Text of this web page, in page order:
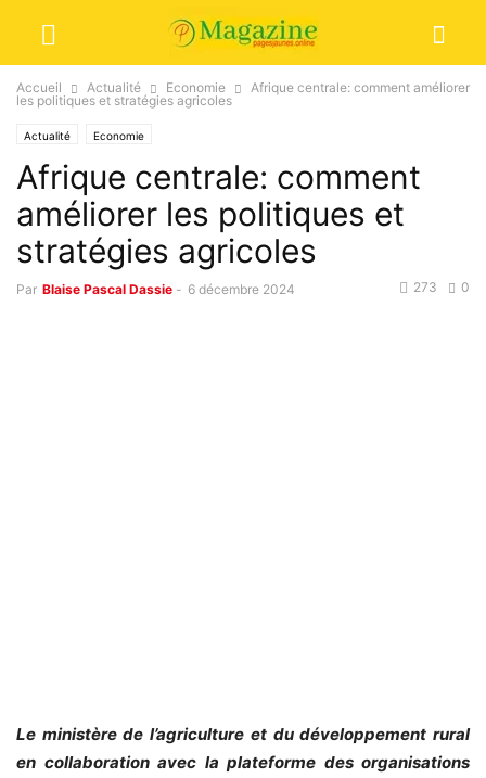
Accueil Actualité Economie
Afrique centrale: comment améliorer
les politiques et stratégies agricoles
Actualité Economie
Afrique centrale: comment
améliorer les politiques et
stratégies agricoles
Par Blaise Pascal Dassie - 6 décembre 2024 0
273
Le ministère de l’agriculture et du développement rural
en collaboration avec la plateforme des organisations